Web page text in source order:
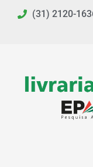
(31) 2120-